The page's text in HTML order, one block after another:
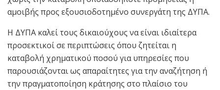
αμοιβής προς εξουσιοδοτημένο συνεργάτη της ΔΥΠΑ.
Η ΔΥΠΑ καλεί τους δικαιούχους να είναι ιδιαίτερα
προσεκτικοί σε περιπτώσεις όπου ζητείται η
καταβολή χρηματικού ποσού για υπηρεσίες που
παρουσιάζονται ως απαραίτητες για την αναζήτηση ή
την πραγματοποίηση κράτησης στο πλαίσιο του